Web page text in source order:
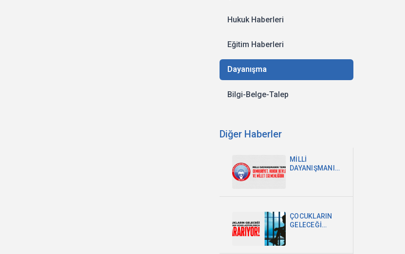
Hukuk Haberleri
Eğitim Haberleri
Dayanışma
Bilgi-Belge-Talep
Diğer Haberler
MİLLİ
DAYANIŞMANIN
MİLLET
EGEMENLİĞİDİR
ÇOCUKLARIN
GELECEĞİ